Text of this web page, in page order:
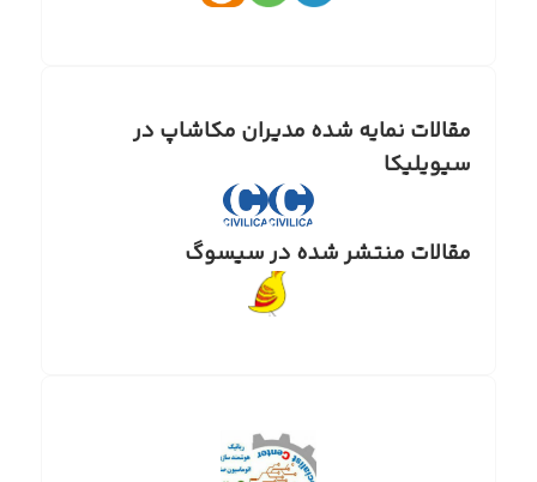
مقالات نمایه شده مدیران مکاشاپ در
سیویلیکا
مقالات منتشر شده در سیسوگ